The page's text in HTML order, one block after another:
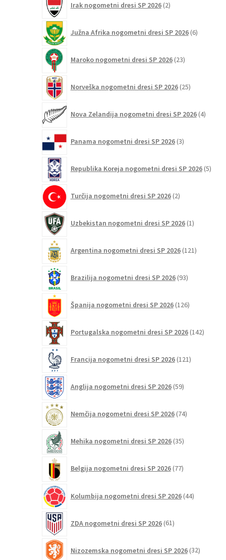
Irak nogometni dresi SP 2026 2izdelka
Južna Afrika nogometni dresi SP 2026 6izdelkov
Maroko nogometni dresi SP 2026 23izdelkov
Norveška nogometni dresi SP 2026 25izdelkov
Nova Zelandija nogometni dresi SP 2026 4izdelki
Panama nogometni dresi SP 2026 3izdelki
Republika Koreja nogometni dresi SP 2026 5
Turčija nogometni dresi SP 2026 2izdelka
Uzbekistan nogometni dresi SP 2026 1izdelek
Argentina nogometni dresi SP 2026 121izdelkov
Brazilija nogometni dresi SP 2026 93izdelkov
Španija nogometni dresi SP 2026 126izdelkov
Portugalska nogometni dresi SP 2026 142
Francija nogometni dresi SP 2026 121izdelkov
Anglija nogometni dresi SP 2026 59izdelkov
Nemčija nogometni dresi SP 2026 74izdelkov
Mehika nogometni dresi SP 2026 35izdelkov
Belgija nogometni dresi SP 2026 77izdelkov
Kolumbija nogometni dresi SP 2026 44izdelkov
ZDA nogometni dresi SP 2026 61izdelkov
Nizozemska nogometni dresi SP 2026 32izdelkov